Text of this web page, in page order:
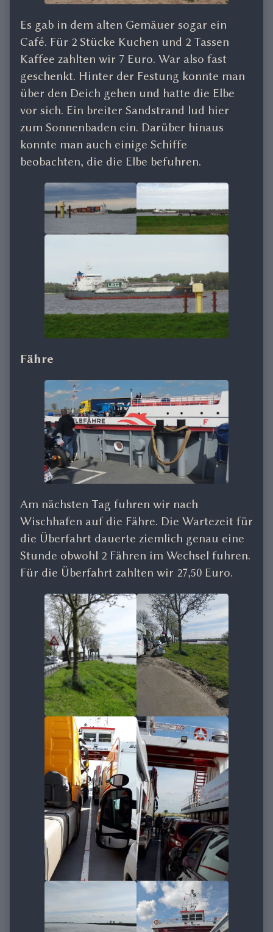
Es gab in dem alten Gemäuer sogar ein
Café. Für 2 Stücke Kuchen und 2 Tassen
Kaffee zahlten wir 7 Euro. War also fast
geschenkt. Hinter der Festung konnte man
über den Deich gehen und hatte die Elbe
vor sich. Ein breiter Sandstrand lud hier
zum Sonnenbaden ein. Darüber hinaus
konnte man auch einige Schiffe
beobachten, die die Elbe befuhren.
Fähre
Am nächsten Tag fuhren wir nach
Wischhafen auf die Fähre. Die Wartezeit für
die Überfahrt dauerte ziemlich genau eine
Stunde obwohl 2 Fähren im Wechsel fuhren.
Für die Überfahrt zahlten wir 27,50 Euro.